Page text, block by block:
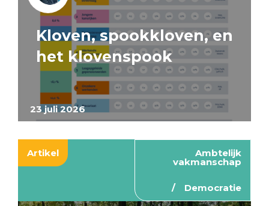
23 juli 2026
Kloven, spookkloven, en
het klovenspook
Artikel Ambtelijk
vakmanschap
Democratie